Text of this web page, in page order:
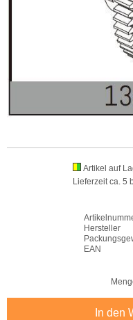
Artikel auf
Lieferzeit ca. 5
Hersteller
EAN
In den